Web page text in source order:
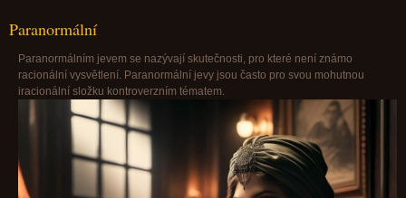
Paranormální
Paranormálním jevem se nazývají skutečnosti, pro které není známo
racionální vysvětlení. Paranormální jevy jsou často pro svou mohutnou
iracionální složku kontroverzním tématem.